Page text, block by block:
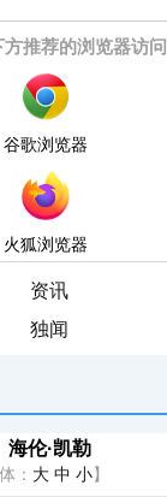
推荐的浏览器访问
谷歌浏览器
火狐浏览器
资讯
独闻
海伦·凯勒
： 大 中 小】